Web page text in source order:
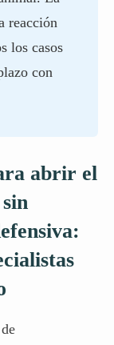
reacción
los casos
con
abrir el